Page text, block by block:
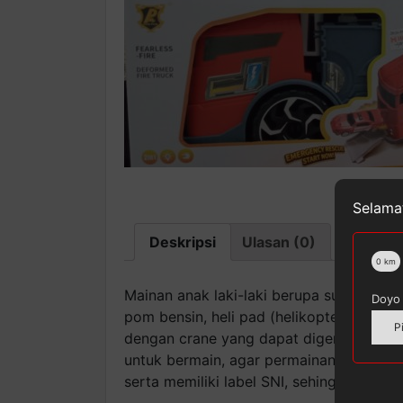
Deskripsi Ulasan (0)
Mainan anak laki-laki berupa super
pom bensin, heli pad (helikopter tidak
dengan crane yang dapat digerakkan.
untuk bermain, agar permainan
serta memiliki label SNI, sehingga aman
0 km
Doyo